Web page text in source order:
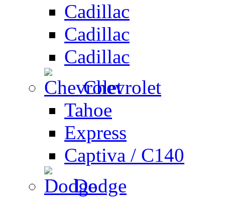
Cadillac
Cadillac
Cadillac
Chevrolet
Tahoe
Express
Captiva / C140
Dodge